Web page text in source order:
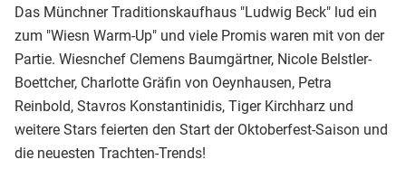
Das Münchner Traditionskaufhaus "Ludwig Beck" lud ein
zum "Wiesn Warm-Up" und viele Promis waren mit von der
Partie. Wiesnchef Clemens Baumgärtner, Nicole Belstler-
Boettcher, Charlotte Gräfin von Oeynhausen, Petra
Reinbold, Stavros Konstantinidis, Tiger Kirchharz und
weitere Stars feierten den Start der Oktoberfest-Saison und
die neuesten Trachten-Trends!